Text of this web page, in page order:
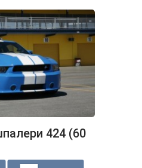
424 (60